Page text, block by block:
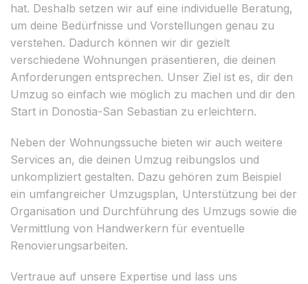
hat. Deshalb setzen wir auf eine individuelle Beratung,
um deine Bedürfnisse und Vorstellungen genau zu
verstehen. Dadurch können wir dir gezielt
verschiedene Wohnungen präsentieren, die deinen
Anforderungen entsprechen. Unser Ziel ist es, dir den
Umzug so einfach wie möglich zu machen und dir den
Start in Donostia-San Sebastian zu erleichtern.
Neben der Wohnungssuche bieten wir auch weitere
Services an, die deinen Umzug reibungslos und
unkompliziert gestalten. Dazu gehören zum Beispiel
ein umfangreicher Umzugsplan, Unterstützung bei der
Organisation und Durchführung des Umzugs sowie die
Vermittlung von Handwerkern für eventuelle
Renovierungsarbeiten.
Vertraue auf unsere Expertise und lass uns